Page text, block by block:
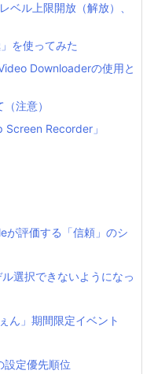
ベル上限開放（解放）、
を使ってみた
Downloaderの使用と
注意）
Recorder」
が評価する「信頼」のシ
選択できないようになっ
ん」期間限定イベント
定優先順位